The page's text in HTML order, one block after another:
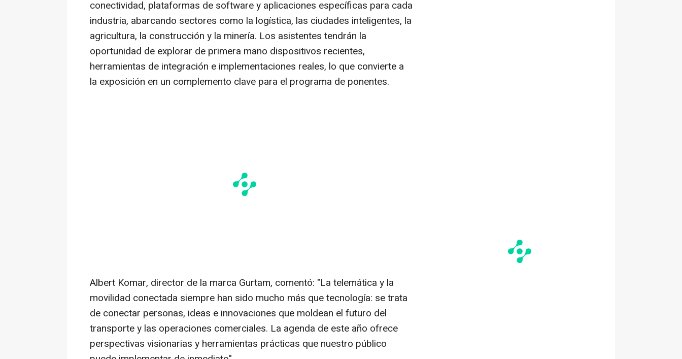
conectividad, plataformas de software y aplicaciones específicas para cada
industria, abarcando sectores como la logística, las ciudades inteligentes, la
agricultura, la construcción y la minería. Los asistentes tendrán la
oportunidad de explorar de primera mano dispositivos recientes,
herramientas de integración e implementaciones reales, lo que convierte a
la exposición en un complemento clave para el programa de ponentes.
Albert Komar, director de la marca Gurtam, comentó: "La telemática y la
movilidad conectada siempre han sido mucho más que tecnología: se trata
de conectar personas, ideas e innovaciones que moldean el futuro del
transporte y las operaciones comerciales. La agenda de este año ofrece
perspectivas visionarias y herramientas prácticas que nuestro público